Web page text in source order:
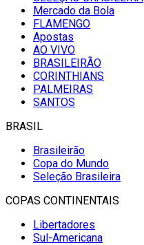
Mercado da Bola
FLAMENGO
Apostas
AO VIVO
BRASILEIRÃO
CORINTHIANS
PALMEIRAS
SANTOS
BRASIL
Brasileirão
Copa do Mundo
Seleção Brasileira
COPAS CONTINENTAIS
Libertadores
Sul-Americana